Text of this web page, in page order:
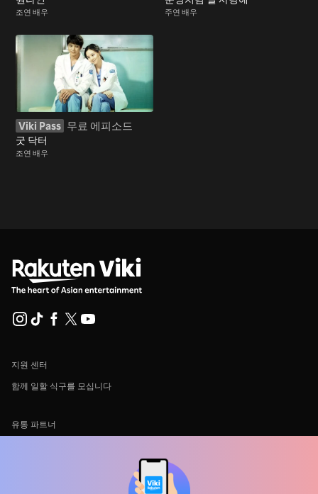
조연 배우 주연 배우
Viki Pass 무료 에피소드
굿 닥터
조연 배우
지원 센터
함께 일할 식구를 모십니다
유통 파트너